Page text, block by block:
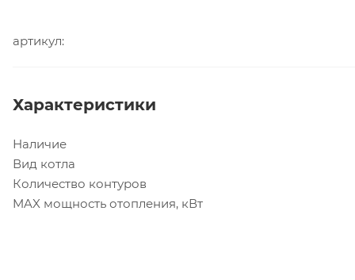
артикул:
Характеристики
Наличие
Вид котла
Количество контуров
MAX мощность отопления, кВт